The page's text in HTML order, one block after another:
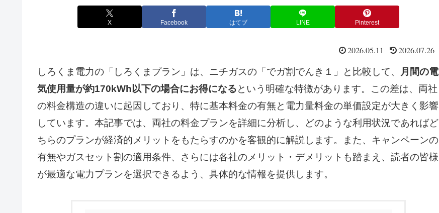
X Facebook はてブ LINE Pinterest
2026.05.11 2026.07.26
しろくま電力の「しろくまプラン」は、ニチガスの「でガ割でんき１」と比較して、 月間の電
気使用量が約170kWh以下の場合にお得になるという明確な特徴があります。この差は、両社
の料金構造の違いに起因しており、特に基本料金の有無と電力量料金の単価設定が大きく影響
しています。本記事では、両社の料金プランを詳細に分析し、どのような利用状況であればど
ちらのプランが経済的メリットをもたらすのかを客観的に解説します。また、キャンペーンの
有無やガスセット割の適用条件、さらには各社のメリット・デメリットも踏まえ、読者の皆様
が最適な電力プランを選択できるよう、具体的な情報を提供します。